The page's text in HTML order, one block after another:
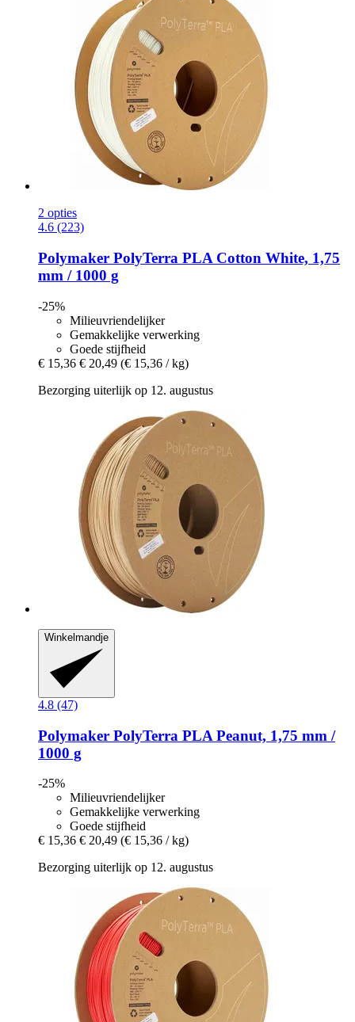
2 opties
4.6 (223)
Polymaker PolyTerra PLA Cotton White, 1,75
mm / 1000 g
-25%
Milieuvriendelijker
Gemakkelijke verwerking
Goede stijfheid
€ 15,36 € 20,49 (€ 15,36 / kg)
Bezorging uiterlijk op 12. augustus
Winkelmandje
4.8 (47)
Polymaker PolyTerra PLA Peanut, 1,75 mm /
1000 g
-25%
Milieuvriendelijker
Gemakkelijke verwerking
Goede stijfheid
€ 15,36 € 20,49 (€ 15,36 / kg)
Bezorging uiterlijk op 12. augustus